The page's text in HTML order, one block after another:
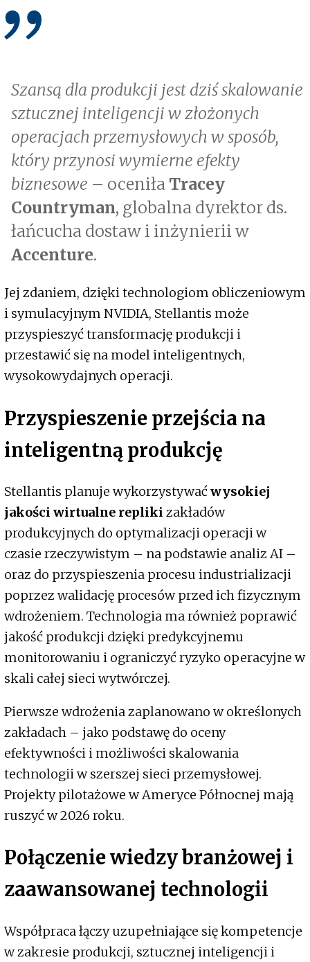
Szansą dla produkcji jest dziś skalowanie
sztucznej inteligencji w złożonych
operacjach przemysłowych w sposób,
który przynosi wymierne efekty
biznesowe – oceniła Tracey
Countryman, globalna dyrektor ds.
łańcucha dostaw i inżynierii w
Accenture.
Jej zdaniem, dzięki technologiom obliczeniowym
i symulacyjnym NVIDIA, Stellantis może
przyspieszyć transformację produkcji i
przestawić się na model inteligentnych,
wysokowydajnych operacji.
Przyspieszenie przejścia na
inteligentną produkcję
Stellantis planuje wykorzystywaćwysokiej
jakości wirtualne repliki zakładów
produkcyjnych do optymalizacji operacji w
czasie rzeczywistym – na podstawie analiz AI –
oraz do przyspieszenia procesu industrializacji
poprzez walidację procesów przed ich fizycznym
wdrożeniem. Technologia ma również poprawić
jakość produkcji dzięki predykcyjnemu
monitorowaniu i ograniczyć ryzyko operacyjne w
skali całej sieci wytwórczej.
Pierwsze wdrożenia zaplanowano w określonych
zakładach – jako podstawę do oceny
efektywności i możliwości skalowania
technologii w szerszej sieci przemysłowej.
Projekty pilotażowe w Ameryce Północnej mają
ruszyć w 2026 roku.
Połączenie wiedzy branżowej i
zaawansowanej technologii
Współpraca łączy uzupełniające się kompetencje
w zakresie produkcji, sztucznej inteligencji i